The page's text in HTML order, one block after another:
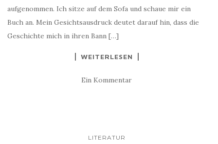
aufgenommen. Ich sitze auf dem Sofa und schaue mir ein
Buch an. Mein Gesichtsausdruck deutet darauf hin, dass die
Geschichte mich in ihren Bann […]
WEITERLESEN
Ein Kommentar
LITERATUR